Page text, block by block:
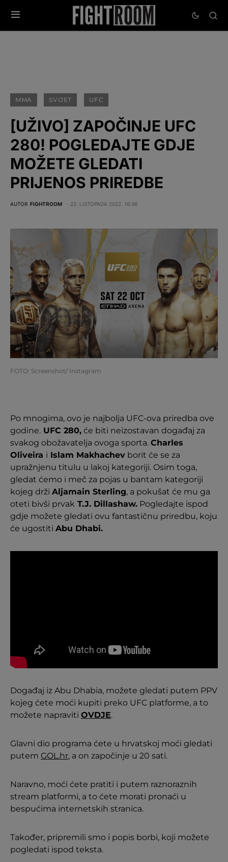
MMA SVIJET UFC
[UŽIVO] ZAPOČINJE UFC
280! POGLEDAJTE GDJE
MOŽETE GLEDATI
PRIJENOS PRIREDBE
AUTOR FIGHTROOM 22. LISTOPADA 2022. 16:36
FOTO: Screenshot/ Instagram
Po mnogima, ovo je najbolja UFC-ova priredba ove
godine. UFC 280, će biti neizostavan događaj za
svakog obožavatelja ovoga sporta. Charles
Oliveira i Islam Makhachev borit će se za
upražnjenu titulu u lakoj kategoriji. Osim toga,
gledat ćemo i meč za pojas u bantam kategoriji
kojeg drži Aljamain Sterling, a pokušat će mu ga
oteti bivši prvak T.J. Dillashaw. Pogledajte ispod
gdje možete gledati ovu fantastičnu priredbu, koju
će ugostiti Abu Dhabi.
Događaj iz Abu Dhabia, možete gledati putem PPV
kojeg ćete moći kupiti preko UFC platforme, a to
možete napraviti OVDJE.
Glavni dio programa ćete u hrvatskoj moći gledati
putem GOL.hr, a on započinje u 20 sati.
Naravno, moći ćete pratiti i putem raznoraznih
stream platformi, a to ćete morati pronaći u
bespućima internetskih stranica.
Također, pripremili smo i popis borbi, koji možete
pogledati ispod teksta.